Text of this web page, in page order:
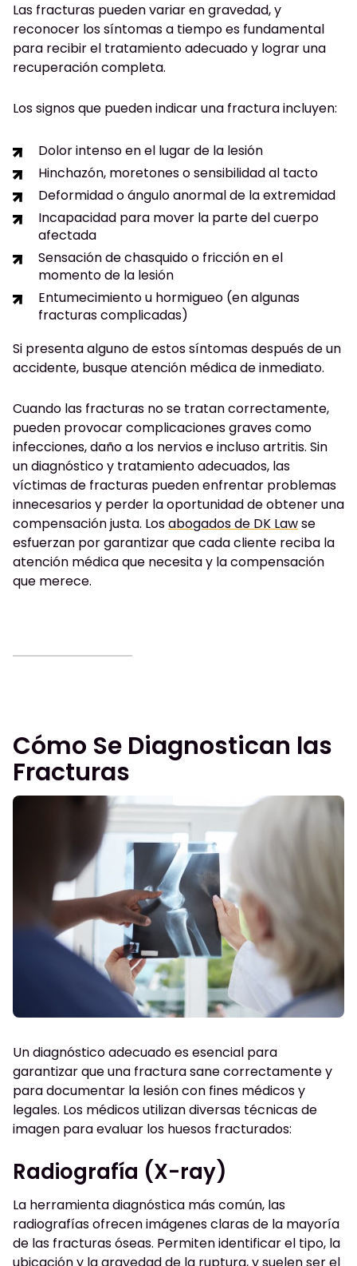
Las fracturas pueden variar en gravedad, y
reconocer los síntomas a tiempo es fundamental
para recibir el tratamiento adecuado y lograr una
recuperación completa.
Los signos que pueden indicar una fractura incluyen:
Dolor intenso en el lugar de la lesión
Hinchazón, moretones o sensibilidad al tacto
Deformidad o ángulo anormal de la extremidad
Incapacidad para mover la parte del cuerpo
afectada
Sensación de chasquido o fricción en el
momento de la lesión
Entumecimiento u hormigueo (en algunas
fracturas complicadas)
Si presenta alguno de estos síntomas después de un
accidente, busque atención médica de inmediato.
Cuando las fracturas no se tratan correctamente,
pueden provocar complicaciones graves como
infecciones, daño a los nervios e incluso artritis. Sin
un diagnóstico y tratamiento adecuados, las
víctimas de fracturas pueden enfrentar problemas
innecesarios y perder la oportunidad de obtener una
compensación justa. Losabogados de DK Lawse
esfuerzan por garantizar que cada cliente reciba la
atención médica que necesita y la compensación
que merece.
Cómo Se Diagnostican las
Fracturas
Un diagnóstico adecuado es esencial para
garantizar que una fractura sane correctamente y
para documentar la lesión con fines médicos y
legales. Los médicos utilizan diversas técnicas de
imagen para evaluar los huesos fracturados:
Radiografía (X-ray)
La herramienta diagnóstica más común, las
radiografías ofrecen imágenes claras de la mayoría
de las fracturas óseas. Permiten identificar el tipo, la
ubicación y la gravedad de la ruptura, y suelen ser el